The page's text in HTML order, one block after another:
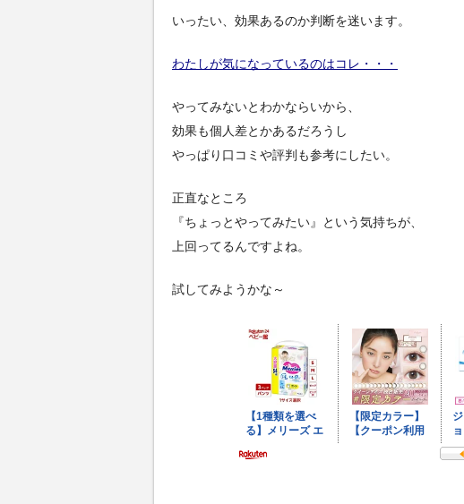
いったい、効果あるのか判断を迷います。
わたしが気になっているのはコレ・・・
やってみないとわかならいから、
効果も個人差とかあるだろうし
やっぱり口コミや評判も参考にしたい。
正直なところ
『ちょっとやってみたい』という気持ちが、
上回ってるんですよね。
試してみようかな～